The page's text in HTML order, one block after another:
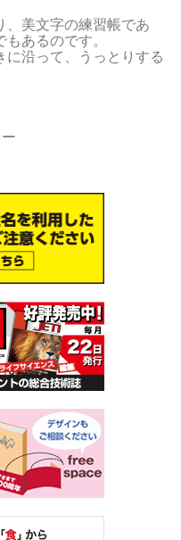
、美文字の練習帳であ
あるのです。
に沿って、うっとりする